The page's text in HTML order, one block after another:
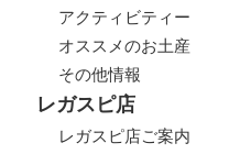
アクティビティー
オススメのお土産
その他情報
レガスピ店
レガスピ店ご案内